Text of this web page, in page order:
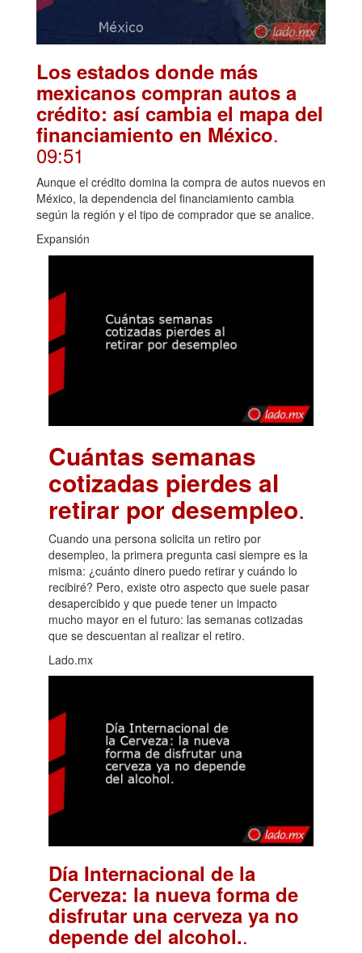
Los estados donde más
mexicanos compran autos a
crédito: así cambia el mapa del
financiamiento en México.
09:51
Aunque el crédito domina la compra de autos nuevos en
México, la dependencia del financiamiento cambia
según la región y el tipo de comprador que se analice.
Expansión
Cuántas semanas
cotizadas pierdes al
retirar por desempleo.
Cuando una persona solicita un retiro por
desempleo, la primera pregunta casi siempre es la
misma: ¿cuánto dinero puedo retirar y cuándo lo
recibiré? Pero, existe otro aspecto que suele pasar
desapercibido y que puede tener un impacto
mucho mayor en el futuro: las semanas cotizadas
que se descuentan al realizar el retiro.
Lado.mx
Día Internacional de la
Cerveza: la nueva forma de
disfrutar una cerveza ya no
depende del alcohol..